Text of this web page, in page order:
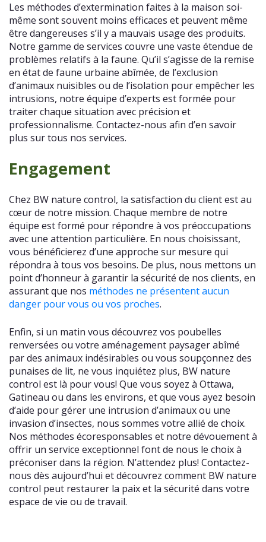
Les méthodes d’extermination faites à la maison soi-
même sont souvent moins efficaces et peuvent même
être dangereuses s’il y a mauvais usage des produits.
Notre gamme de services couvre une vaste étendue de
problèmes relatifs à la faune. Qu’il s’agisse de la remise
en état de faune urbaine abîmée, de l’exclusion
d’animaux nuisibles ou de l’isolation pour empêcher les
intrusions, notre équipe d’experts est formée pour
traiter chaque situation avec précision et
professionnalisme. Contactez-nous afin d’en savoir
plus sur tous nos services.
Engagement
Chez BW nature control, la satisfaction du client est au
cœur de notre mission. Chaque membre de notre
équipe est formé pour répondre à vos préoccupations
avec une attention particulière. En nous choisissant,
vous bénéficierez d’une approche sur mesure qui
répondra à tous vos besoins. De plus, nous mettons un
point d’honneur à garantir la sécurité de nos clients, en
assurant que nos méthodes ne présentent aucun
danger pour vous ou vos proches.
Enfin, si un matin vous découvrez vos poubelles
renversées ou votre aménagement paysager abîmé
par des animaux indésirables ou vous soupçonnez des
punaises de lit, ne vous inquiétez plus, BW nature
control est là pour vous! Que vous soyez à Ottawa,
Gatineau ou dans les environs, et que vous ayez besoin
d’aide pour gérer une intrusion d’animaux ou une
invasion d’insectes, nous sommes votre allié de choix.
Nos méthodes écoresponsables et notre dévouement à
offrir un service exceptionnel font de nous le choix à
préconiser dans la région. N’attendez plus! Contactez-
nous dès aujourd’hui et découvrez comment BW nature
control peut restaurer la paix et la sécurité dans votre
espace de vie ou de travail.